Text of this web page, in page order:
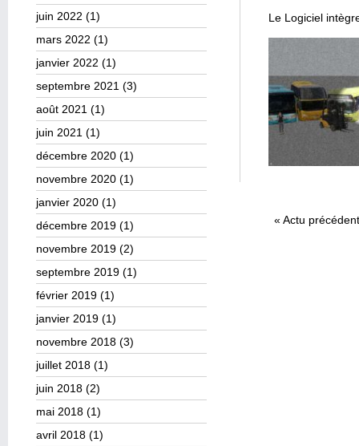
juin 2022 (1)
mars 2022 (1)
janvier 2022 (1)
septembre 2021 (3)
août 2021 (1)
juin 2021 (1)
décembre 2020 (1)
novembre 2020 (1)
janvier 2020 (1)
décembre 2019 (1)
novembre 2019 (2)
septembre 2019 (1)
février 2019 (1)
janvier 2019 (1)
novembre 2018 (3)
juillet 2018 (1)
juin 2018 (2)
mai 2018 (1)
avril 2018 (1)
Le Logiciel
« Actu